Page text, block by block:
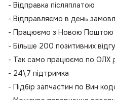
- Відправка післяплатою
- Відправляємо в день
- Працюємо з Новою Поштою
- Більше 200 позитивних
- Так само працюємо по ОЛХ
- 24\7 підтримка
- Підбір запчастин по Вин